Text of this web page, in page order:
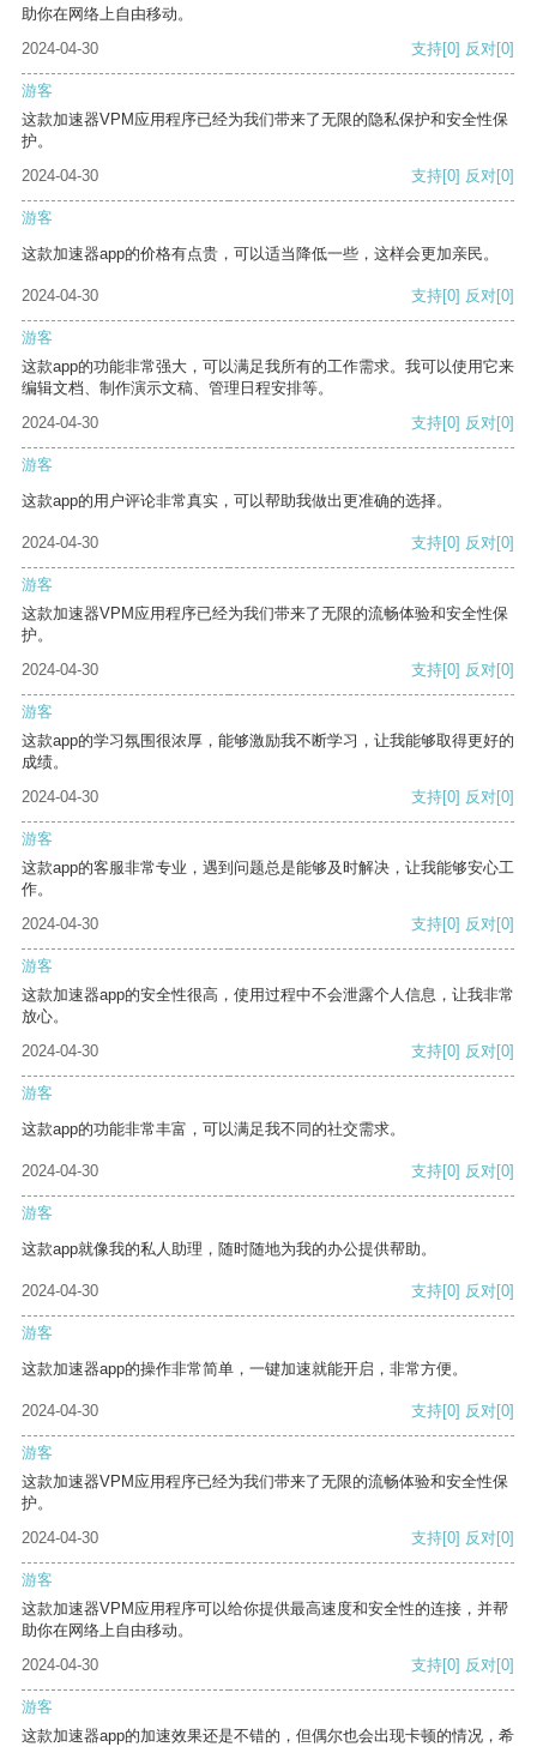
助你在网络上自由移动。
2024-04-30
支持[0] 反对[0]
游客
这款加速器VPM应用程序已经为我们带来了无限的隐私保护和安全性保
护。
2024-04-30
支持[0] 反对[0]
游客
这款加速器app的价格有点贵，可以适当降低一些，这样会更加亲民。
2024-04-30 支持[0] 反对[0]
游客
这款app的功能非常强大，可以满足我所有的工作需求。我可以使用它来
编辑文档、制作演示文稿、管理日程安排等。
2024-04-30
支持[0] 反对[0]
游客
这款app的用户评论非常真实，可以帮助我做出更准确的选择。
2024-04-30 支持[0] 反对[0]
游客
这款加速器VPM应用程序已经为我们带来了无限的流畅体验和安全性保
护。
2024-04-30
支持[0] 反对[0]
游客
这款app的学习氛围很浓厚，能够激励我不断学习，让我能够取得更好的
成绩。
2024-04-30
支持[0] 反对[0]
游客
这款app的客服非常专业，遇到问题总是能够及时解决，让我能够安心工
作。
2024-04-30
支持[0] 反对[0]
游客
这款加速器app的安全性很高，使用过程中不会泄露个人信息，让我非常
放心。
2024-04-30
支持[0] 反对[0]
游客
这款app的功能非常丰富，可以满足我不同的社交需求。
2024-04-30 支持[0] 反对[0]
游客
这款app就像我的私人助理，随时随地为我的办公提供帮助。
2024-04-30 支持[0] 反对[0]
游客
这款加速器app的操作非常简单，一键加速就能开启，非常方便。
2024-04-30 支持[0] 反对[0]
游客
这款加速器VPM应用程序已经为我们带来了无限的流畅体验和安全性保
护。
2024-04-30
支持[0] 反对[0]
游客
这款加速器VPM应用程序可以给你提供最高速度和安全性的连接，并帮
助你在网络上自由移动。
2024-04-30
支持[0] 反对[0]
游客
这款加速器app的加速效果还是不错的，但偶尔也会出现卡顿的情况，希